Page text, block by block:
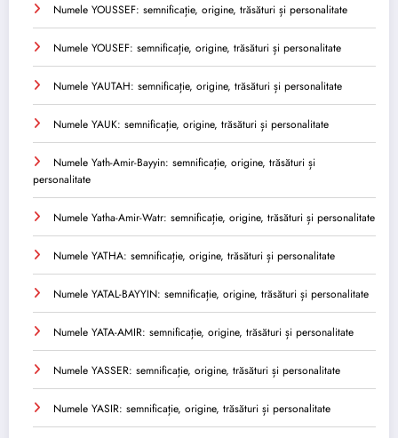
Numele YOUSSEF: semnificație, origine, trăsături și personalitate
Numele YOUSEF: semnificație, origine, trăsături și personalitate
Numele YAUTAH: semnificație, origine, trăsături și personalitate
Numele YAUK: semnificație, origine, trăsături și personalitate
Numele Yath-Amir-Bayyin: semnificație, origine, trăsături și
personalitate
Numele Yatha-Amir-Watr: semnificație, origine, trăsături și personalitate
Numele YATHA: semnificație, origine, trăsături și personalitate
Numele YATAL-BAYYIN: semnificație, origine, trăsături și personalitate
Numele YATA-AMIR: semnificație, origine, trăsături și personalitate
Numele YASSER: semnificație, origine, trăsături și personalitate
Numele YASIR: semnificație, origine, trăsături și personalitate